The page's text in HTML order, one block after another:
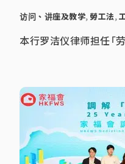
访问、讲座及教学, 勞工法,
本行罗洁仪律师担任「